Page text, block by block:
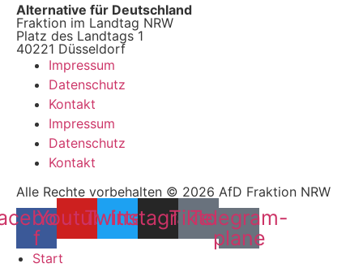
Alternative für Deutschland
Fraktion im Landtag NRW
Platz des Landtags 1
40221 Düsseldorf
Impressum
Datenschutz
Kontakt
Impressum
Datenschutz
Kontakt
Alle Rechte vorbehalten © 2026 AfD Fraktion NRW
f
YoutubeTwitter
Instagram
Tiktok
Telegram-
plane
Start